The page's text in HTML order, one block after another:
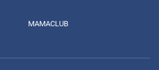
MAMACLUB